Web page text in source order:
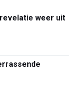
revelatie weer uit